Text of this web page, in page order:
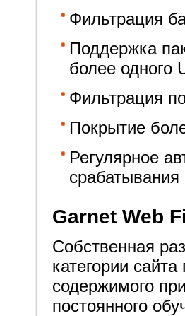
Фильтрация
Поддержка
более одного
Фильтрация
Покрытие
Регулярное
срабатывания
Garnet Web
Собственная
категории
содержимого
постоянного